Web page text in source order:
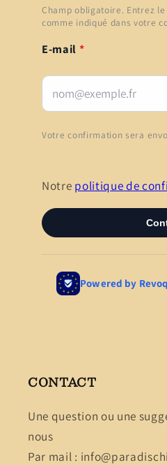
CONTACT
Une question ou une
nous
Par mail :